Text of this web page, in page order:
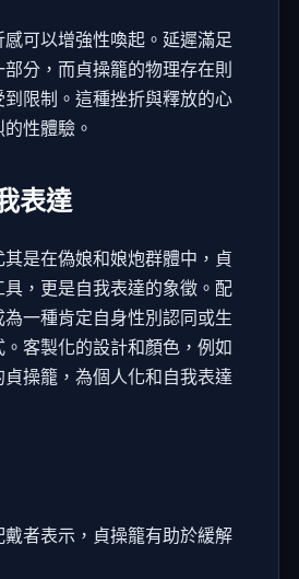
可以增強性喚起。延遲滿足
分，而貞操籠的物理存在則
限制。這種挫折與釋放的心
性體驗。
表達
是在偽娘和娘炮群體中，貞
，更是自我表達的象徵。配
一種肯定自身性別認同或生
客製化的設計和顏色，例如
操籠，為個人化和自我表達
者表示，貞操籠有助於緩解